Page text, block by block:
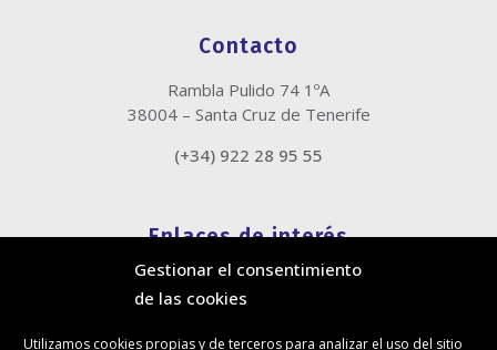
Gestionar el consentimiento
de las cookies
Utilizamos cookies propias y de terceros para analizar el uso del sitio
Contacto
Rambla Pulido 74 1ºA
38004 – Santa Cruz de Tenerife
(+34) 922 28 95 55
Enlaces de interés
Política de cookies
Política de privacidad